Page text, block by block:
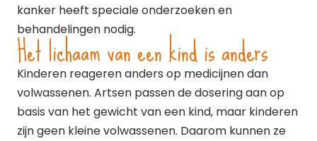
kanker heeft speciale onderzoeken en
behandelingen nodig.
Het lichaam van een kind is anders
Kinderen reageren anders op medicijnen dan
volwassenen. Artsen passen de dosering aan op
basis van het gewicht van een kind, maar kinderen
zijn geen kleine volwassenen. Daarom kunnen ze